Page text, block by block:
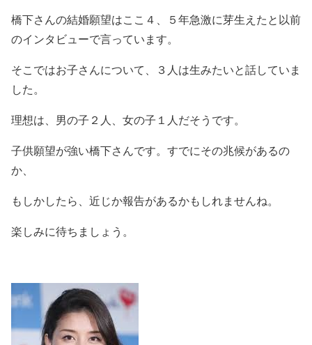
橋下さんの結婚願望はここ４、５年急激に芽生えたと以前
のインタビューで言っています。
そこではお子さんについて、３人は生みたいと話していま
した。
理想は、男の子２人、女の子１人だそうです。
子供願望が強い橋下さんです。すでにその兆候があるの
か、
もしかしたら、近じか報告があるかもしれませんね。
楽しみに待ちましょう。